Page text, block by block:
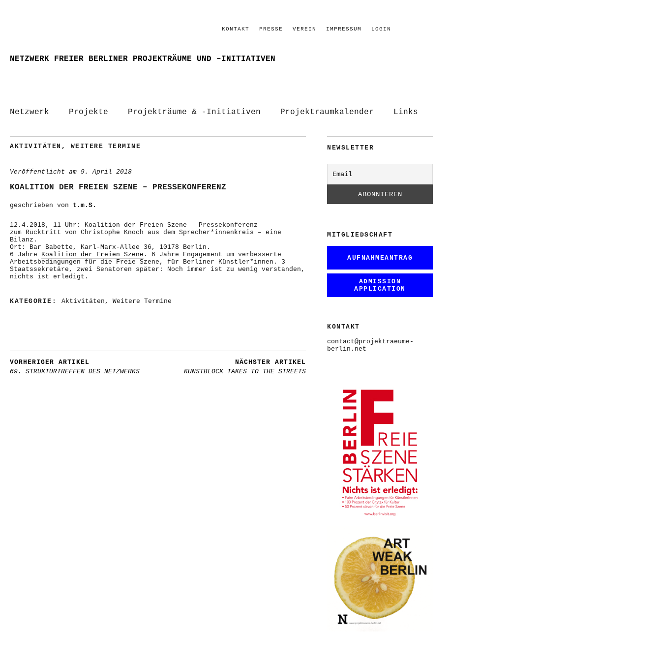
KONTAKT PRESSE VEREIN IMPRESSUM LOGIN
NETZWERK FREIER BERLINER PROJEKTRÄUME UND –INITIATIVEN
Netzwerk Projekte Projekträume & -Initiativen Projektraumkalender Links
AKTIVITÄTEN , WEITERE TERMINE
Veröffentlicht am 9. April 2018
KOALITION DER FREIEN SZENE – PRESSEKONFERENZ
geschrieben von t.m.S.
12.4.2018, 11 Uhr: Koalition der Freien Szene – Pressekonferenz
zum Rücktritt von Christophe Knoch aus dem Sprecher*innenkreis – eine
Bilanz.
Ort: Bar Babette, Karl-Marx-Allee 36, 10178 Berlin.
6 Jahre Koalition der Freien Szene . 6 Jahre Engagement um verbesserte
Arbeitsbedingungen für die Freie Szene, für Berliner Künstler*innen. 3
Staatssekretäre, zwei Senatoren später: Noch immer ist zu wenig verstanden,
nichts ist erledigt.
KATEGORIE: Aktivitäten , Weitere Termine
VORHERIGER ARTIKEL
69. STRUKTURTREFFEN DES NETZWERKS
NÄCHSTER ARTIKEL
KUNSTBLOCK TAKES TO THE STREETS
NEWSLETTER
MITGLIEDSCHAFT
AUFNAHMEANTRAG
ADMISSION
APPLICATION
KONTAKT
contact@projektraeume-
berlin.net